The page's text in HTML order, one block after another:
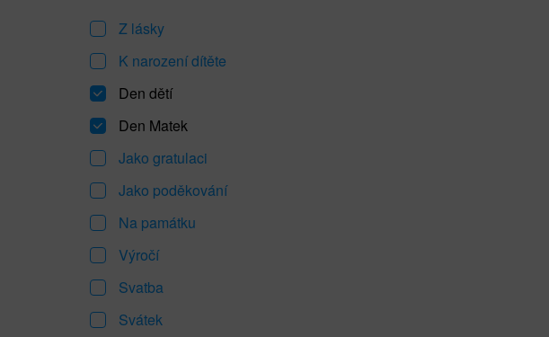
Z lásky
K narození dítěte
Den dětí
Den Matek
Jako gratulaci
Jako poděkování
Na památku
Výročí
Svatba
Svátek